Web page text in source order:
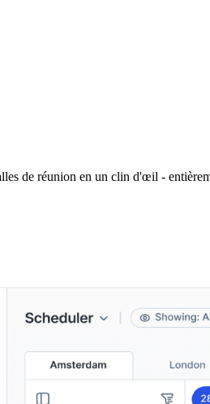
de réunion en un clin d'œil -